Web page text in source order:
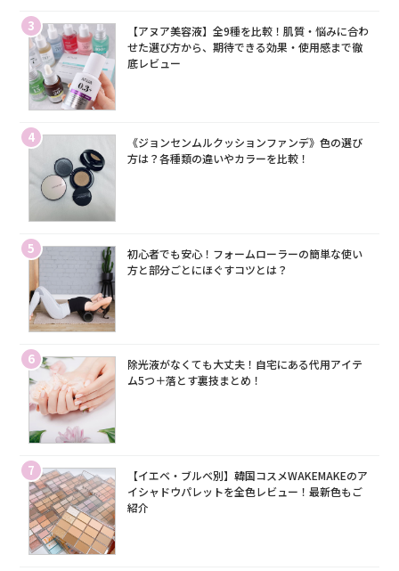
3
【アヌア美容液】全9種を比較！肌質・悩みに合わ
せた選び方から、期待できる効果・使用感まで徹
底レビュー
4
《ジョンセンムルクッションファンデ》色の選び
方は？各種類の違いやカラーを比較！
5
初心者でも安心！フォームローラーの簡単な使い
方と部分ごとにほぐすコツとは？
6
除光液がなくても大丈夫！自宅にある代用アイテ
ム5つ＋落とす裏技まとめ！
7
【イエベ・ブルベ別】韓国コスメWAKEMAKEのア
イシャドウパレットを全色レビュー！最新色もご
紹介